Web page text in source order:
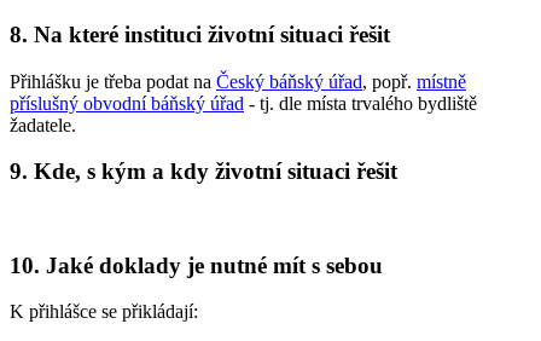
8. Na které instituci životní situaci řešit
Přihlášku je třeba podat na Český báňský úřad, popř. místně
příslušný obvodní báňský úřad - tj. dle místa trvalého bydliště
žadatele.
9. Kde, s kým a kdy životní situaci řešit
10. Jaké doklady je nutné mít s sebou
K přihlášce se přikládají: